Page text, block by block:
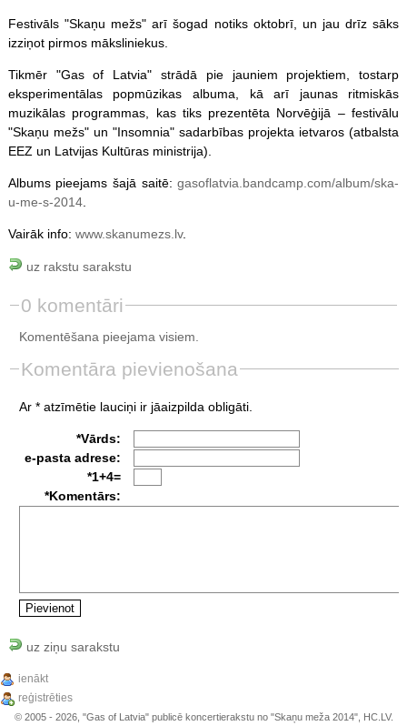
Festivāls "Skaņu mežs" arī šogad notiks oktobrī, un jau drīz sāks
izziņot pirmos māksliniekus.
Tikmēr "Gas of Latvia" strādā pie jauniem projektiem, tostarp
eksperimentālas popmūzikas albuma, kā arī jaunas ritmiskās
muzikālas programmas, kas tiks prezentēta Norvēģijā – festivālu
"Skaņu mežs" un "Insomnia" sadarbības projekta ietvaros (atbalsta
EEZ un Latvijas Kultūras ministrija).
Albums pieejams šajā saitē:gasoflatvia.bandcamp.com/album/ska-
u-me-s-2014.
Vairāk info: www.skanumezs.lv.
uz rakstu sarakstu
0 komentāri
Komentēšana pieejama visiem.
Komentāra pievienošana
Ar * atzīmētie lauciņi ir jāaizpilda obligāti.
*Vārds:
e-pasta adrese:
*1+4=
*Komentārs:
uz ziņu sarakstu
ienākt
reģistrēties
© 2005 - 2026, "Gas of Latvia" publicē koncertierakstu no "Skaņu meža 2014", HC.LV.